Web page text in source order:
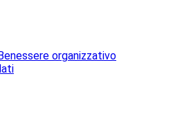
Benessere organizzativo